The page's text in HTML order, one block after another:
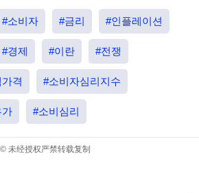
#소비자 #금리 #인플레이션
#경제 #이란 #전쟁
격 #소비자심리지수
가 #소비심리
© 未经授权严禁转载复制